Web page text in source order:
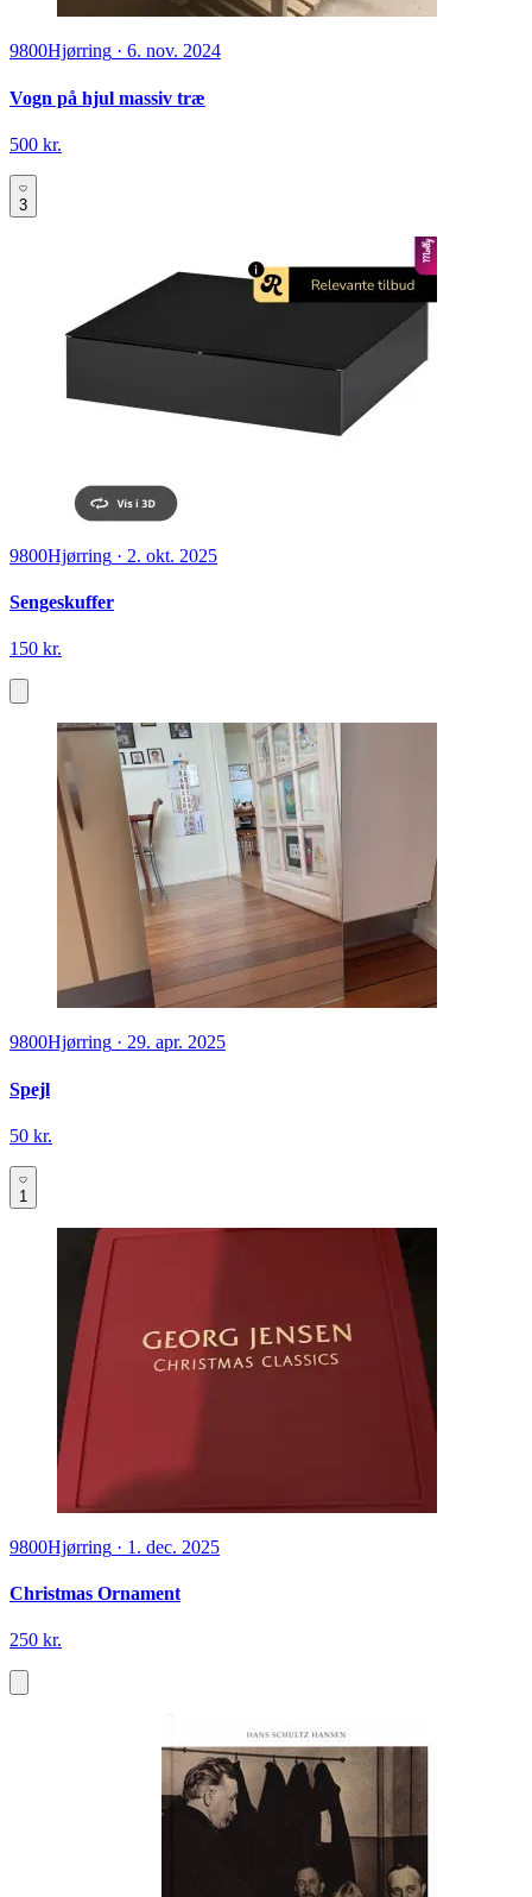
9800Hjørring · 6. nov. 2024
Vogn på hjul massiv træ
500 kr.
3
9800Hjørring · 2. okt. 2025
Sengeskuffer
150 kr.
9800Hjørring · 29. apr. 2025
Spejl
50 kr.
1
9800Hjørring · 1. dec. 2025
Christmas Ornament
250 kr.